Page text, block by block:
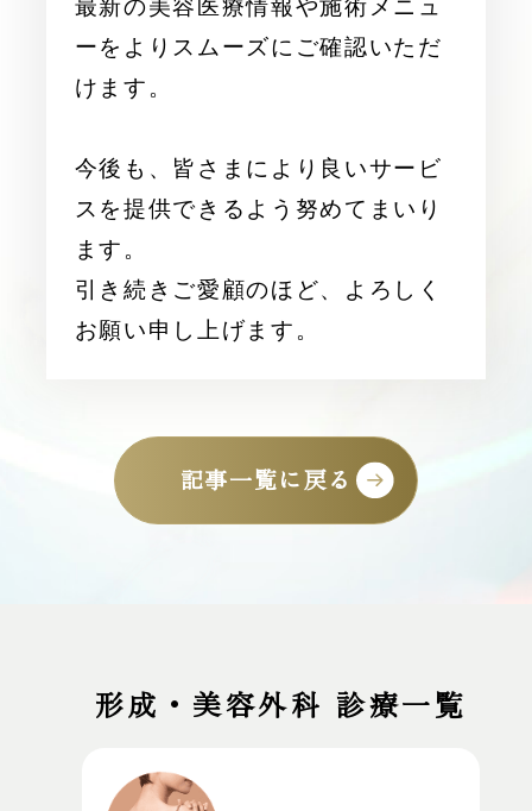
最新の美容医療情報や施術メニュ
ーをよりスムーズにご確認いただ
けます。
今後も、皆さまにより良いサービ
スを提供できるよう努めてまいり
ます。
引き続きご愛顧のほど、よろしく
お願い申し上げます。
記事一覧に戻る
形成・美容外科 診療一覧